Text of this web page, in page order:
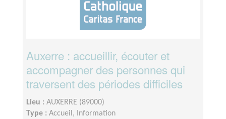
Auxerre : accueillir, écouter et
accompagner des personnes qui
traversent des périodes difficiles
Lieu : AUXERRE (89000)
Type : Accueil, Information